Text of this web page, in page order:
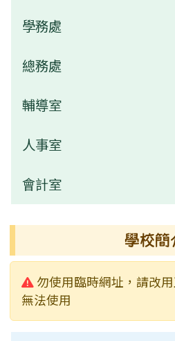
業務職掌
校園公告
常用連結
活動相簿
榮譽榜
新聞采風
永福通訊
學務處
業務職掌
校園公告
常用連結
活動相簿
行事曆
總務處
業務職掌
校園公告
常用連結
行事曆
檔案下載
輔導室
業務職掌
校園公告
活動相簿
榮譽榜
人事室
業務職掌
校園公告
常用連結
會計室
業務職掌
校園公告
常用連結
學校簡
警告:
勿使用臨時網址，請改
無法使用